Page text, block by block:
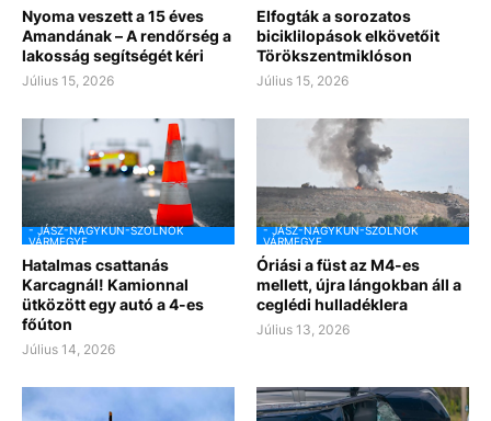
Nyoma veszett a 15 éves
Amandának – A rendőrség a
lakosság segítségét kéri
Július 15, 2026
Elfogták a sorozatos
biciklilopások elkövetőit
Törökszentmiklóson
Július 15, 2026
- JÁSZ-NAGYKUN-SZOLNOK
VÁRMEGYE
Hatalmas csattanás
Karcagnál! Kamionnal
ütközött egy autó a 4-es
főúton
Július 14, 2026
- JÁSZ-NAGYKUN-SZOLNOK
VÁRMEGYE
Óriási a füst az M4-es
mellett, újra lángokban áll a
ceglédi hulladéklera
Július 13, 2026